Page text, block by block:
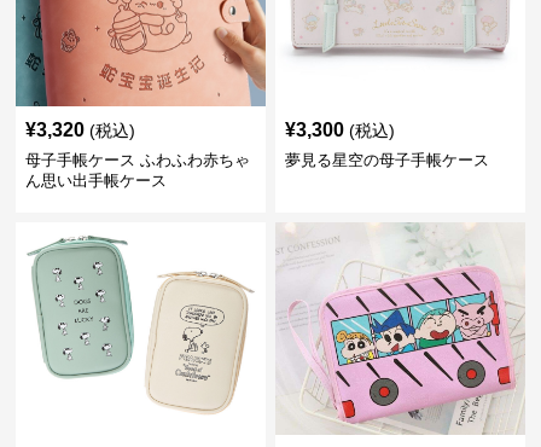
¥3,320 (税込)
母子手帳ケース ふわふわ赤ちゃ
ん思い出手帳ケース
¥3,300 (税込)
夢見る星空の母子手帳ケース